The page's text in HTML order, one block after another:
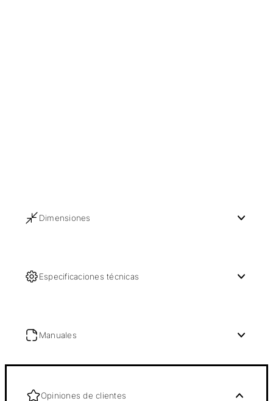
Dimensiones
Especificaciones técnicas
Manuales
Opiniones de clientes